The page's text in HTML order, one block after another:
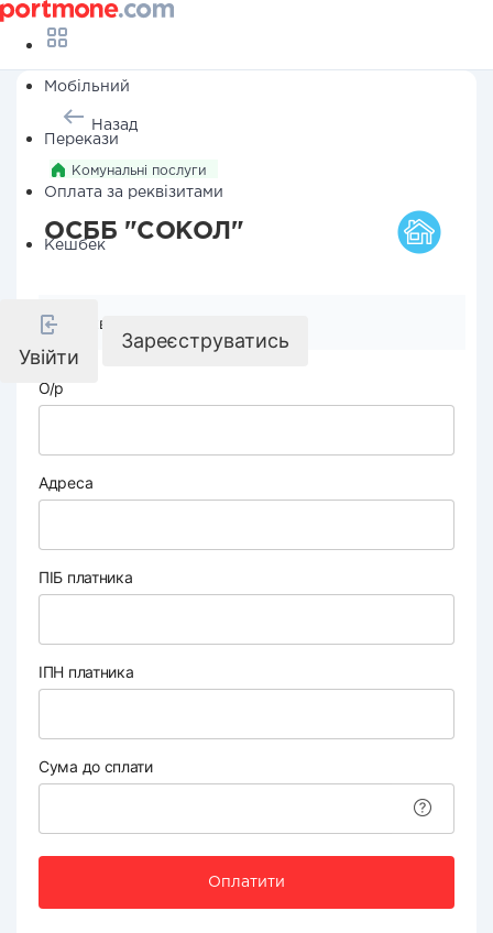
Мобільний
Перекази
Оплата за реквізитами
Кешбек
Увійти
Зареєструватись
Назад
Комунальні послуги
ОСББ "СОКОЛ"
Реквізити компанії
О/р
Адреса
ПІБ платника
ІПН платника
Сума до сплати
Оплатити